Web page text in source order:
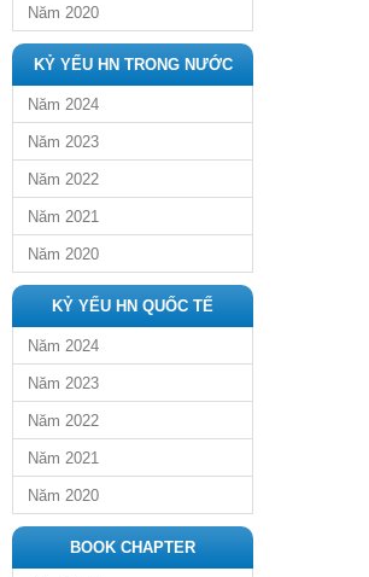
Năm 2020
KỶ YẾU HN TRONG NƯỚC
Năm 2024
Năm 2023
Năm 2022
Năm 2021
Năm 2020
KỶ YẾU HN QUỐC TẾ
Năm 2024
Năm 2023
Năm 2022
Năm 2021
Năm 2020
BOOK CHAPTER